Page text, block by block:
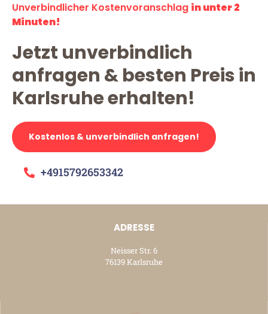
Unverbindlicher Kostenvoranschlag in unter 2
Minuten!
Jetzt unverbindlich
anfragen & besten Preis in
Karlsruhe erhalten!
Kostenlos & unverbindlich anfragen!
+4915792653342
ADRESSE
Neisser Str. 6
76139 Karlsruhe